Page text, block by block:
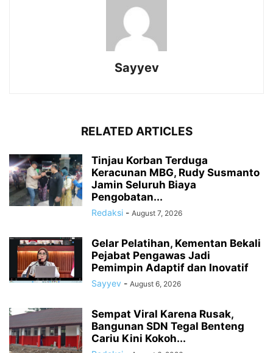
Sayyev
RELATED ARTICLES
Tinjau Korban Terduga
Keracunan MBG, Rudy Susmanto
Jamin Seluruh Biaya
Pengobatan...
Redaksi - August 7, 2026
Gelar Pelatihan, Kementan Bekali
Pejabat Pengawas Jadi
Pemimpin Adaptif dan Inovatif
Sayyev - August 6, 2026
Sempat Viral Karena Rusak,
Bangunan SDN Tegal Benteng
Cariu Kini Kokoh...